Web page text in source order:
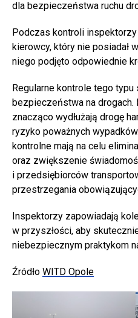
dla bezpieczeństwa ruchu
Podczas kontroli
kierowcy, który nie posiadał
niego podjęto odpowiednie
Regularne kontrole tego
bezpieczeństwa na
znacząco wydłużają drogę
ryzyko poważnych
kontrolne mają na celu
oraz zwiększenie
i przedsiębiorców
przestrzegania
Inspektorzy zapowiadają
w przyszłości, aby
niebezpiecznym praktykom
Źródło WITD Opole